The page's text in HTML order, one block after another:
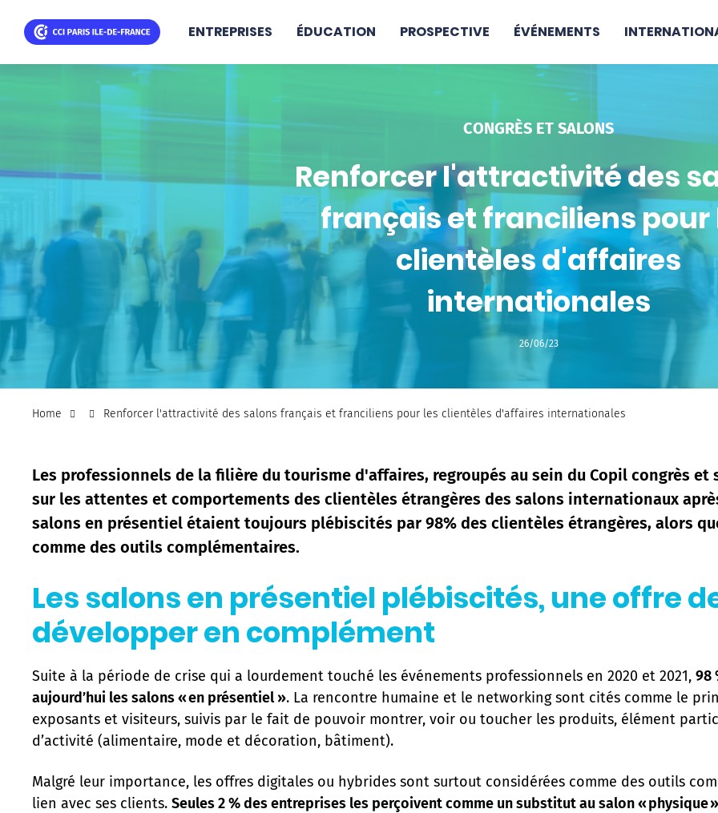
ENTREPRISES ÉDUCATION PROSPECTIVE ÉVÉNEMENTS
CONGRÈS ET SALONS
Renforcer l'attractivité des
français et franciliens pour
clientèles d'affaires
internationales
26/06/23
Home Renforcer l'attractivité des salons français et franciliens pour les clientèles d'affaires internationales
Les professionnels de la filière du tourisme d'affaires, regroupés au sein du Copil congrès
sur les attentes et comportements des clientèles étrangères des salons internationaux
salons en présentiel étaient toujours plébiscités par 98% des clientèles étrangères, alors
comme des outils complémentaires.
Les salons en présentiel plébiscités, une offre
développer en complément
Suite à la période de crise qui a lourdement touché les événements professionnels en 2020 et 2021, 98
aujourd’hui les salons « en présentiel ». La rencontre humaine et le networking sont cités comme le
exposants et visiteurs, suivis par le fait de pouvoir montrer, voir ou toucher les produits, élément
d’activité (alimentaire, mode et décoration, bâtiment).
Malgré leur importance, les offres digitales ou hybrides sont surtout considérées comme des outils
lien avec ses clients. Seules 2 % des entreprises les perçoivent comme un substitut au salon « physique